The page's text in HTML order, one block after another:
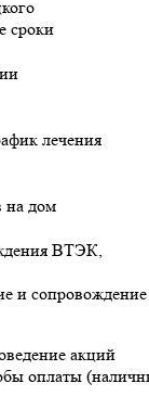
сроки
лечения
на дом
ВТЭК,
и сопровождение
акций
оплаты